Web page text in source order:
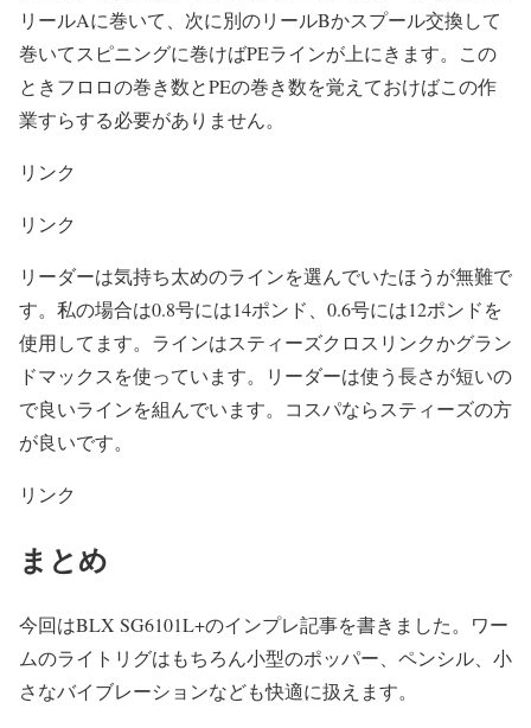
リールAに巻いて、次に別のリールBかスプール交換して
巻いてスピニングに巻けばPEラインが上にきます。この
ときフロロの巻き数とPEの巻き数を覚えておけばこの作
業すらする必要がありません。
リンク
リンク
リーダーは気持ち太めのラインを選んでいたほうが無難で
す。私の場合は0.8号には14ポンド、0.6号には12ポンドを
使用してます。ラインはスティーズクロスリンクかグラン
ドマックスを使っています。リーダーは使う長さが短いの
で良いラインを組んでいます。コスパならスティーズの方
が良いです。
リンク
まとめ
今回はBLX SG6101L+のインプレ記事を書きました。ワー
ムのライトリグはもちろん小型のポッパー、ペンシル、小
さなバイブレーションなども快適に扱えます。